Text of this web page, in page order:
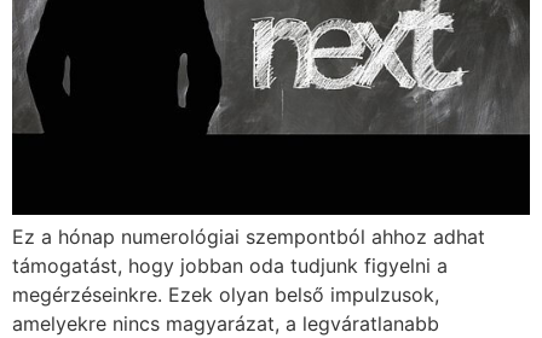
Ez a hónap numerológiai szempontból ahhoz adhat
támogatást, hogy jobban oda tudjunk figyelni a
megérzéseinkre. Ezek olyan belső impulzusok,
amelyekre nincs magyarázat, a legváratlanabb